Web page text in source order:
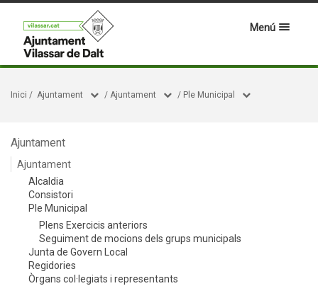
Menú
Inici / Ajuntament / Ajuntament / Ple Municipal
Ajuntament
Ajuntament
Alcaldia
Consistori
Ple Municipal
Plens Exercicis anteriors
Seguiment de mocions dels grups municipals
Junta de Govern Local
Regidories
Òrgans col·legiats i representants